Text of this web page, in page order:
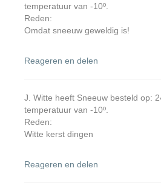
temperatuur van -10º.
Reden:
Omdat sneeuw geweldig is!
Reageren en delen
J. Witte heeft Sneeuw besteld op:
temperatuur van -10º.
Reden:
Witte kerst dingen
Reageren en delen